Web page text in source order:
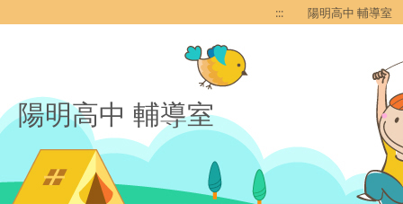
::: 陽明高中 輔導室
陽明高中 輔導室